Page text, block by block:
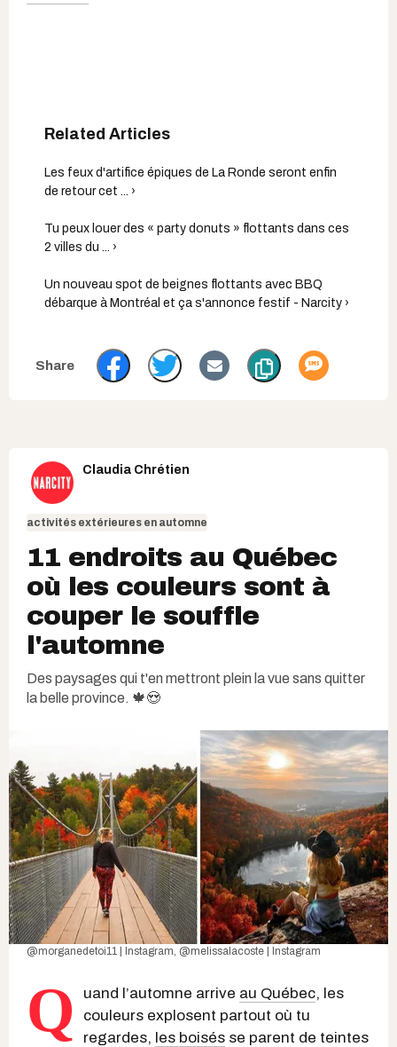
Les feux d'artifice épiques de La Ronde seront enfin
de retour cet ... ›
Tu peux louer des « party donuts » flottants dans ces
2 villes du ... ›
Un nouveau spot de beignes flottants avec BBQ
débarque à Montréal et ça s'annonce festif - Narcity ›
Claudia Chrétien
activités extérieures en automne
11 endroits au Québec
où les couleurs sont à
couper le souffle
l'automne
Des paysages qui t'en mettront plein la vue sans quitter
la belle province. 🍁😍
@morganedetoi11 | Instagram @melissalacoste | Instagram
Q uand l’automne arrive au Québec, les
couleurs explosent partout où tu
regardes, les boisés se parent de teintes